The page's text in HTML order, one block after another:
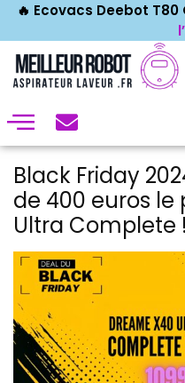
🔥 Ecovacs Deebot T80
Black Friday
de 400 euros le
Ultra Complete !